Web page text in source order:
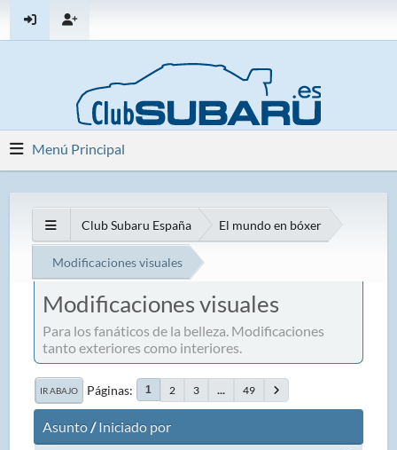
Menú Principal
Club Subaru España El mundo en bóxer
Modificaciones visuales
Modificaciones visuales
Para los fanáticos de la belleza. Modificaciones
tanto exteriores como interiores.
IR ABAJO Páginas 1 2 3 ... 49
Asunto/Iniciado por